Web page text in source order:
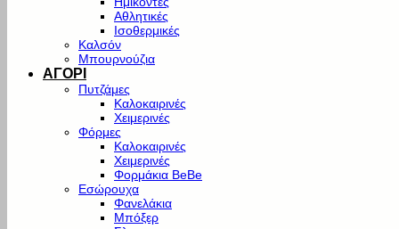
Αθλητικές
Ισοθερμικές
Καλσόν
Μπουρνούζια
ΑΓΟΡΙ
Πυτζάμες
Καλοκαιρινές
Χειμερινές
Φόρμες
Καλοκαιρινές
Χειμερινές
Φορμάκια BeBe
Εσώρουχα
Φανελάκια
Μπόξερ